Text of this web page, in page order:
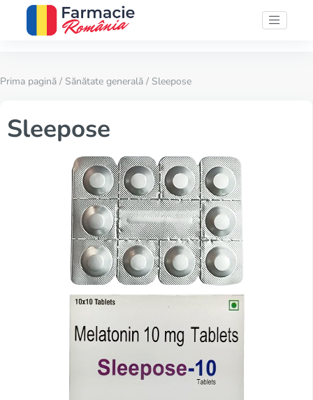
Prima pagină / Sănătate generală / Sleepose
Sleepose